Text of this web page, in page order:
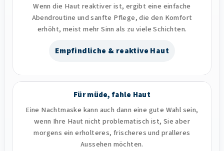
Wenn die Haut reaktiver ist, ergibt eine einfache
Abendroutine und sanfte Pflege, die den Komfort
erhöht, meist mehr Sinn als zu viele Schichten.
Empfindliche & reaktive Haut
Für müde, fahle Haut
Eine Nachtmaske kann auch dann eine gute Wahl sein,
wenn Ihre Haut nicht problematisch ist, Sie aber
morgens ein erholteres, frischeres und pralleres
Aussehen möchten.